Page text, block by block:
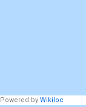
Powered by Wikiloc